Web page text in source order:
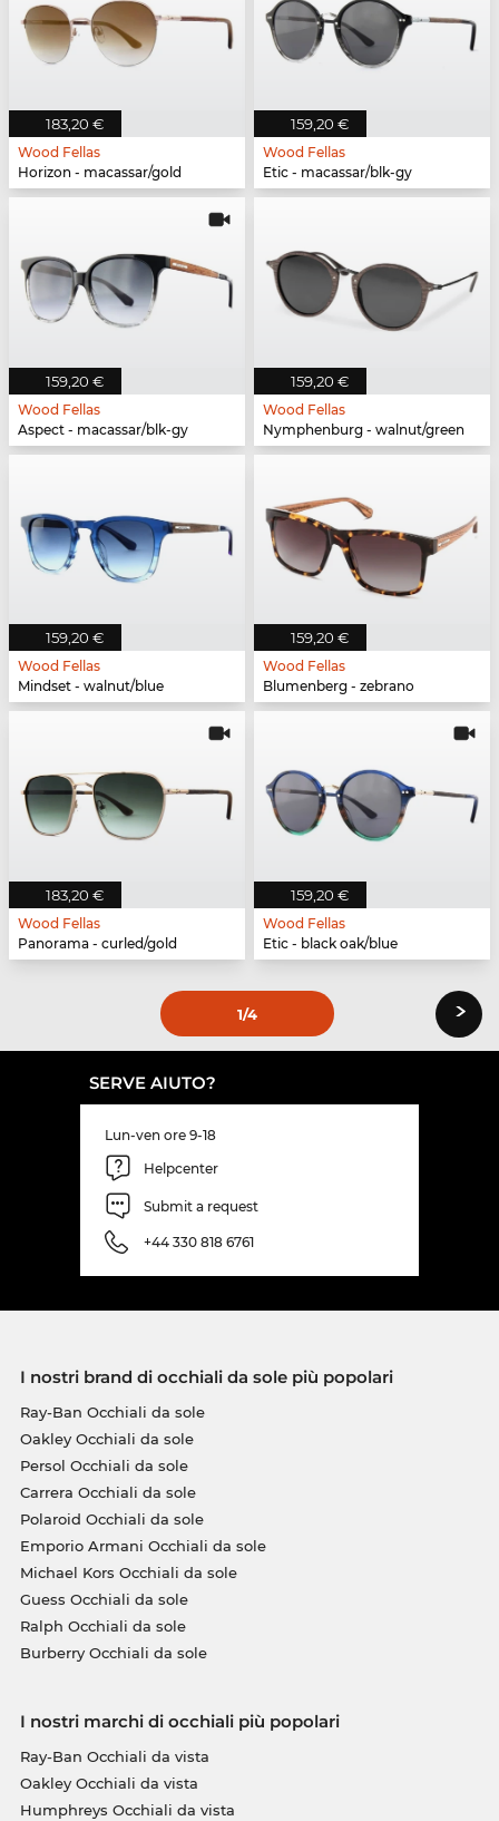
183,20 €
Wood Fellas
Horizon - macassar/gold
159,20 €
Wood Fellas
Etic - macassar/blk-gy
159,20 €
Wood Fellas
Aspect - macassar/blk-gy
159,20 €
Wood Fellas
Nymphenburg - walnut/green
159,20 €
Wood Fellas
Mindset - walnut/blue
159,20 €
Wood Fellas
Blumenberg - zebrano
183,20 €
Wood Fellas
Panorama - curled/gold
159,20 €
Wood Fellas
Etic - black oak/blue
1/4 ›
SERVE AIUTO?
Lun-ven ore 9-18
Helpcenter
Submit a request
+44 330 818 6761
I nostri brand di occhiali da sole più popolari
Ray-Ban Occhiali da sole
Oakley Occhiali da sole
Persol Occhiali da sole
Carrera Occhiali da sole
Polaroid Occhiali da sole
Emporio Armani Occhiali da sole
Michael Kors Occhiali da sole
Guess Occhiali da sole
Ralph Occhiali da sole
Burberry Occhiali da sole
I nostri marchi di occhiali più popolari
Ray-Ban Occhiali da vista
Oakley Occhiali da vista
Humphreys Occhiali da vista